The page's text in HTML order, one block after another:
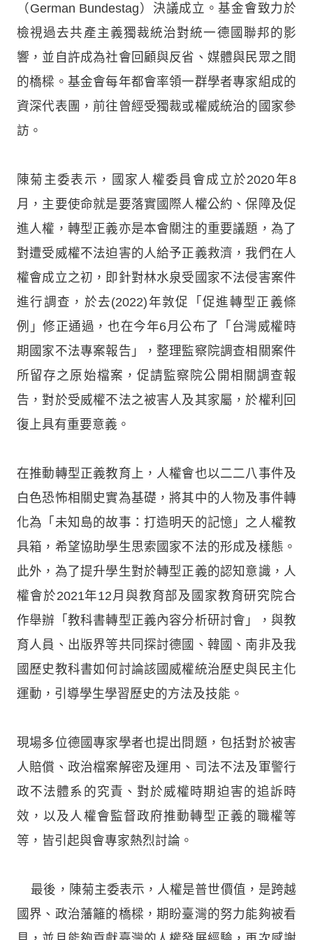
（German Bundestag）決議成立。基金會致力於
檢視過去共產主義獨裁統治對統一德國聯邦的影
響，並自許成為社會回顧與反省、媒體與民眾之間
的橋樑。基金會每年都會率領一群學者專家組成的
資深代表團，前往曾經受獨裁或權威統治的國家參
訪。
陳菊主委表示，國家人權委員會成立於2020年8
月，主要使命就是要落實國際人權公約、保障及促
進人權，轉型正義亦是本會關注的重要議題，為了
對遭受威權不法迫害的人給予正義救濟，我們在人
權會成立之初，即針對林水泉受國家不法侵害案件
進行調查，於去(2022)年敦促「促進轉型正義條
例」修正通過，也在今年6月公布了「台灣威權時
期國家不法專案報告」，整理監察院調查相關案件
所留存之原始檔案，促請監察院公開相關調查報
告，對於受威權不法之被害人及其家屬，於權利回
復上具有重要意義。
在推動轉型正義教育上，人權會也以二二八事件及
白色恐怖相關史實為基礎，將其中的人物及事件轉
化為「未知島的故事：打造明天的記憶」之人權教
具箱，希望協助學生思索國家不法的形成及樣態。
此外，為了提升學生對於轉型正義的認知意識，人
權會於2021年12月與教育部及國家教育研究院合
作舉辦「教科書轉型正義內容分析研討會」，與教
育人員、出版界等共同探討德國、韓國、南非及我
國歷史教科書如何討論該國威權統治歷史與民主化
運動，引導學生學習歷史的方法及技能。
現場多位德國專家學者也提出問題，包括對於被害
人賠償、政治檔案解密及運用、司法不法及軍警行
政不法體系的究責、對於威權時期迫害的追訴時
效，以及人權會監督政府推動轉型正義的職權等
等，皆引起與會專家熱烈討論。
最後，陳菊主委表示，人權是普世價值，是跨越
國界、政治藩籬的橋樑，期盼臺灣的努力能夠被看